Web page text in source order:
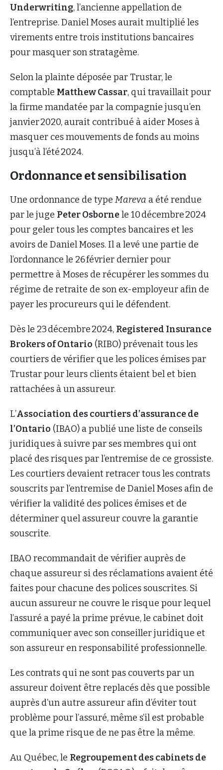
Underwriting, l’ancienne appellation de
l’entreprise. Daniel Moses aurait multiplié les
virements entre trois institutions bancaires
pour masquer son stratagème.
Selon la plainte déposée par Trustar, le
comptable Matthew Cassar, qui travaillait pour
la firme mandatée par la compagnie jusqu’en
janvier 2020, aurait contribué à aider Moses à
masquer ces mouvements de fonds au moins
jusqu’à l’été 2024.
Ordonnance et sensibilisation
Une ordonnance de type Mareva a été rendue
par le juge Peter Osbornele 10 décembre 2024
pour geler tous les comptes bancaires et les
avoirs de Daniel Moses. Il a levé une partie de
l’ordonnance le 26 février dernier pour
permettre à Moses de récupérer les sommes du
régime de retraite de son ex-employeur afin de
payer les procureurs qui le défendent.
Dès le 23 décembre 2024, Registered Insurance
Brokers of Ontario (RIBO) prévenait tous les
courtiers de vérifier que les polices émises par
Trustar pour leurs clients étaient bel et bien
rattachées à un assureur.
L’Association des courtiers d’assurance de
l’Ontario (IBAO) a publié une liste de conseils
juridiques à suivre par ses membres qui ont
placé des risques par l’entremise de ce grossiste.
Les courtiers devaient retracer tous les contrats
souscrits par l’entremise de Daniel Moses afin de
vérifier la validité des polices émises et de
déterminer quel assureur couvre la garantie
souscrite.
IBAO recommandait de vérifier auprès de
chaque assureur si des réclamations avaient été
faites pour chacune des polices souscrites. Si
aucun assureur ne couvre le risque pour lequel
l’assuré a payé la prime prévue, le cabinet doit
communiquer avec son conseiller juridique et
son assureur en responsabilité professionnelle.
Les contrats qui ne sont pas couverts par un
assureur doivent être replacés dès que possible
auprès d’un autre assureur afin d’éviter tout
problème pour l’assuré, même s’il est probable
que la prime risque de ne pas être la même.
Au Québec, le Regroupement des cabinets de